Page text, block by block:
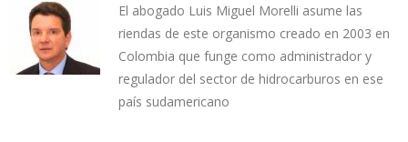
El abogado Luis Miguel Morelli asume las
riendas de este organismo creado en 2003 en
Colombia que funge como administrador y
regulador del sector de hidrocarburos en ese
país sudamericano